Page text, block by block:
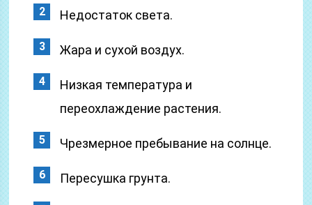
Недостаток света.
Жара и сухой воздух.
Низкая температура и
переохлаждение растения.
Чрезмерное пребывание на солнце.
Пересушка грунта.